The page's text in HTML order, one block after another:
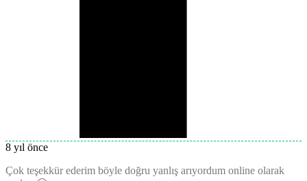
8 yıl önce
Çok teşekkür ederim böyle doğru yanlış arıyordum online olarak